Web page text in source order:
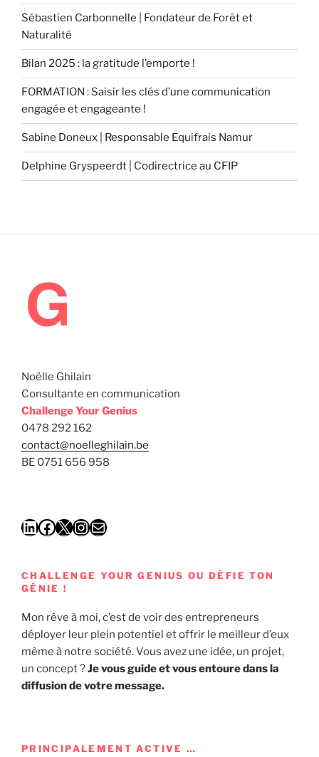
Sébastien Carbonnelle | Fondateur de Forêt et
Naturalité
Bilan 2025 : la gratitude l’emporte !
FORMATION : Saisir les clés d’une communication
engagée et engageante !
Sabine Doneux | Responsable Equifrais Namur
Delphine Gryspeerdt | Codirectrice au CFIP
Noëlle Ghilain
Consultante en communication
Challenge Your Genius
0478 292 162
contact@noelleghilain.be
BE 0751 656 958
LinkedIn
Facebook
X Instagram
E-mail
CHALLENGE YOUR GENIUS OU DÉFIE TON
GÉNIE !
Mon rêve à moi, c’est de voir des entrepreneurs
déployer leur plein potentiel et offrir le meilleur d’eux
même à notre société. Vous avez une idée, un projet,
un concept ?Je vous guide et vous entoure dans la
diffusion de votre message.
PRINCIPALEMENT ACTIVE …